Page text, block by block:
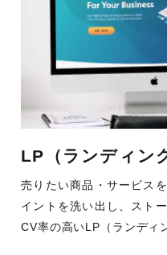
LP（ランディン
売りたい商品・サービス
イントを洗い出し、スト
CV率の高いLP（ランディ